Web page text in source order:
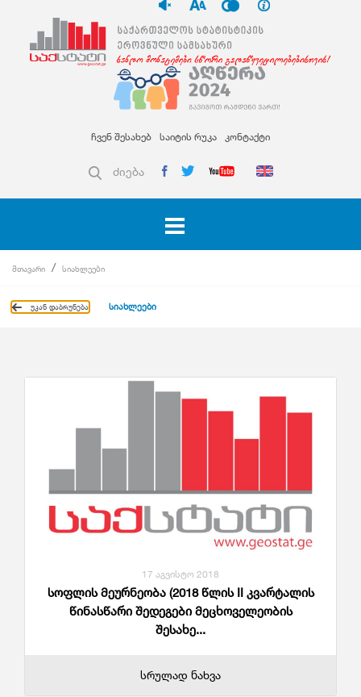
ჩვენ შესახებ საიტის რუკა კონტაქტი
ძიება
მთავარი სიახლეები
უკან დაბრუნება სიახლეები
17 აგვისტო 2018
სოფლის მეურნეობა (2018 წლის II კვარტალის
წინასწარი შედეგები მეცხოველეობის
შესახე...
სრულად ნახვა